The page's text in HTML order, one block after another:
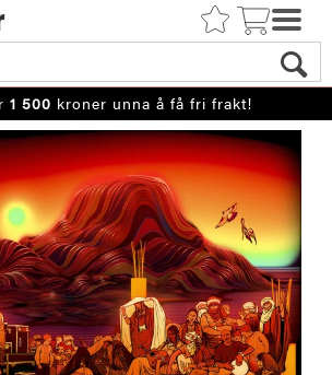
1 500 kroner unna å få fri frakt!